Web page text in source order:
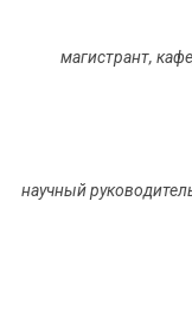
магистрант,
научный